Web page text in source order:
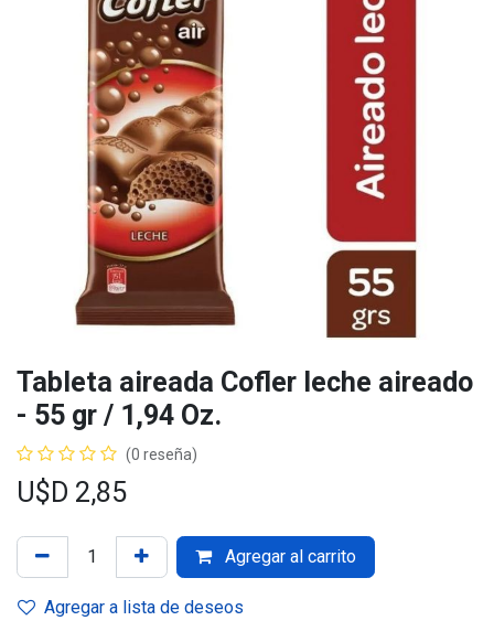
Tableta aireada Cofler leche aireado
- 55 gr / 1,94 Oz.
(0 reseña)
U$D 2,85
Agregar al carrito
Agregar a lista de deseos